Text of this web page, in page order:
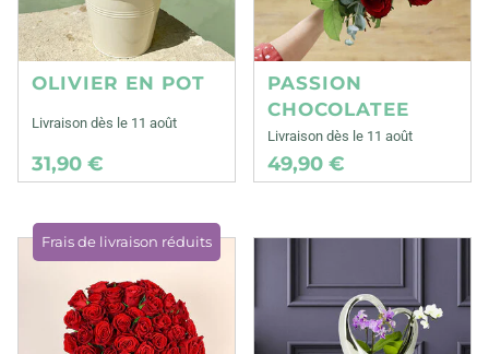
OLIVIER EN POT
Livraison dès le 11 août
31,90 €
PASSION
CHOCOLATEE
Livraison dès le 11 août
49,90 €
Frais de livraison réduits